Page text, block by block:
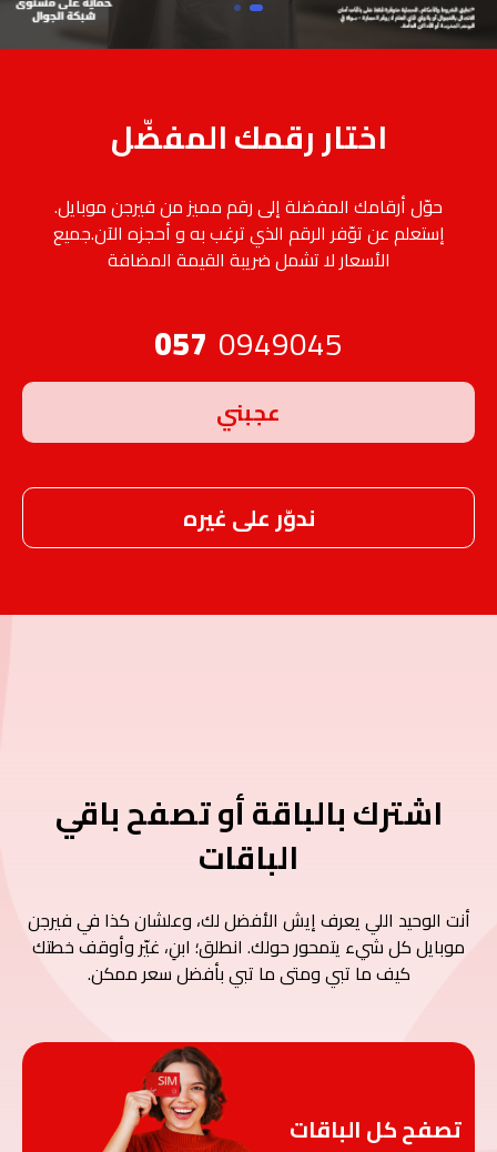
اختار رقمك المفضّل
حوّل أرقامك المفضلة إلى رقم مميز من فيرجن موبايل.
إستعلم عن توّفر الرقم الذي ترغب به و أحجزه الآن.جميع
الأسعار لا تشمل ضريبة القيمة المضافة
057 0949045
عجبني
ندوّر على غيره
اشترك بالباقة أو تصفح باقي
الباقات
أنت الوحيد اللي يعرف إيش الأفضل لك، وعلشان كذا في فيرجن
موبايل كل شيء يتمحور حولك. انطلق؛ ابنِ، غيّر وأوقف خطتك
كيف ما تبي ومتى ما تبي بأفضل سعر ممكن.
تصفح كل الباقات